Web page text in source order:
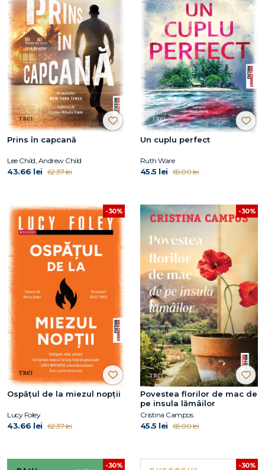
Prins în capcană
Lee Child, Andrew Child
43.66 lei 62.37 lei
Un cuplu perfect
Ruth Ware
45.5 lei 65.00 lei
-30%
Ospățul de la miezul nopții
Lucy Foley
43.66 lei 62.37 lei
-30%
Povestea florilor de mac de
pe insula lămâilor
Cristina Campos
45.5 lei 65.00 lei
-30% -30%